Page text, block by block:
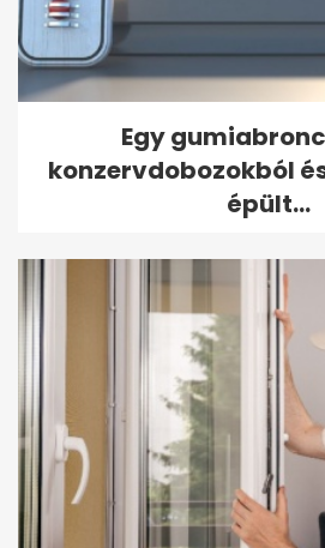
Egy
konzervdobozokból
épült...